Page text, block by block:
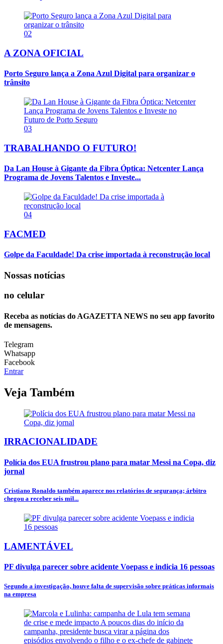
02
A ZONA OFICIAL
Porto Seguro lança a Zona Azul Digital para organizar o
trânsito
03
TRABALHANDO O FUTURO!
Da Lan House à Gigante da Fibra Óptica: Netcenter Lança
Programa de Jovens Talentos e Investe...
04
FACMED
Golpe da Faculdade! Da crise importada à reconstrução local
Nossas notícias
no celular
Receba as notícias do AGAZETTA NEWS no seu app favorito
de mensagens.
Telegram
Whatsapp
Facebook
Entrar
Veja Também
IRRACIONALIDADE
Polícia dos EUA frustrou plano para matar Messi na Copa, diz
jornal
Cristiano Ronaldo também aparece nos relatórios de segurança; árbitro
chegou a receber seis mil...
LAMENTÁVEL
PF divulga parecer sobre acidente Voepass e indicia 16 pessoas
Segundo a investigação, houve falta de supervisão sobre práticas informais
na empresa